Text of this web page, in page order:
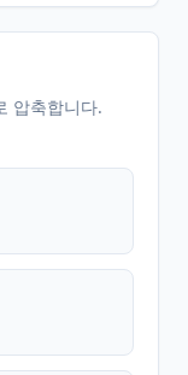
압축합니다.